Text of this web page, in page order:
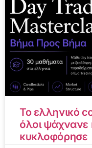
Το ελληνικό
όλοι ψάχνανε
κυκλοφόρησε